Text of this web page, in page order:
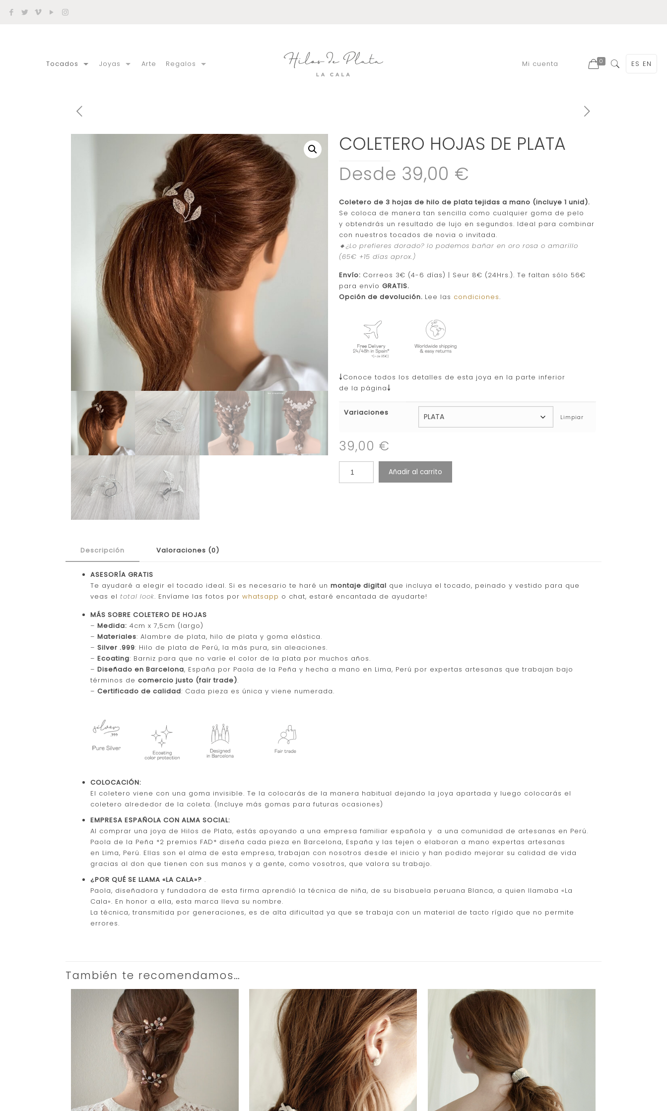
Tocados Joyas Arte Regalos Mi cuenta 0 ES EN
COLETERO HOJAS DE PLATA
Desde 39,00 €
Coletero de 3 hojas de hilo de plata tejidas a mano (incluye 1 unid).
Se coloca de manera tan sencilla como cualquier goma de pelo
y obtendrás un resultado de lujo en segundos. Ideal para combinar
con nuestros tocados de novia o invitada.
🔸¿Lo prefieres dorado? lo podemos bañar en oro rosa o amarillo
(65€ +15 días aprox.)
Envío: Correos 3€ (4-6 días) | Seur 8€ (24Hrs.). Te faltan sólo 56€
para envío GRATIS.
Opción de devolución. Lee las condiciones.
￬Conoce todos los detalles de esta joya en la parte inferior
de la página￬
Variaciones
Limpiar
39,00 €
Añadir al carrito
Descripción Valoraciones (0)
ASESORÍA GRATIS
Te ayudaré a elegir el tocado ideal. Si es necesario te haré unmontaje digital que incluya el tocado, peinado y vestido para que
veas el total look. Envíame las fotos porwhatsapp o chat, estaré encantada de ayudarte!
MÁS SOBRE COLETERO DE HOJAS
–Medida: 4cm x 7,5cm (largo)
–Materiales: Alambre de plata, hilo de plata y goma elástica.
–Silver .999: Hilo de plata de Perú, la más pura, sin aleaciones.
–Ecoating: Barniz para que no varíe el color de la plata por muchos años.
–Diseñado en Barcelona, España por Paola de la Peña y hecha a mano en Lima, Perú por expertas artesanas que trabajan bajo
términos decomercio justo (fair trade).
–Certificado de calidad: Cada pieza es única y viene numerada.
COLOCACIÓN:
El coletero viene con una goma invisible. Te la colocarás de la manera habitual dejando la joya apartada y luego colocarás el
coletero alrededor de la coleta. (Incluye más gomas para futuras ocasiones)
EMPRESA ESPAÑOLA CON ALMA SOCIAL:
Al comprar una joya de Hilos de Plata, estás apoyando a una empresa familiar española y a una comunidad de artesanas en Perú.
Paola de la Peña *2 premios FAD* diseña cada pieza en Barcelona, España y las tejen o elaboran a mano expertas artesanas
en Lima, Perú. Ellas son el alma de esta empresa, trabajan con nosotros desde el inicio y han podido mejorar su calidad de vida
gracias al don que tienen con sus manos y a gente, como vosotros, que valora su trabajo.
¿POR QUÉ SE LLAMA «LA CALA»? .
Paola, diseñadora y fundadora de esta firma aprendió la técnica de niña, de su bisabuela peruana Blanca, a quien llamaba «La
Cala». En honor a ella, esta marca lleva su nombre.
La técnica, transmitida por generaciones, es de alta dificultad ya que se trabaja con un material de tacto rígido que no permite
errores.
También te recomendamos…